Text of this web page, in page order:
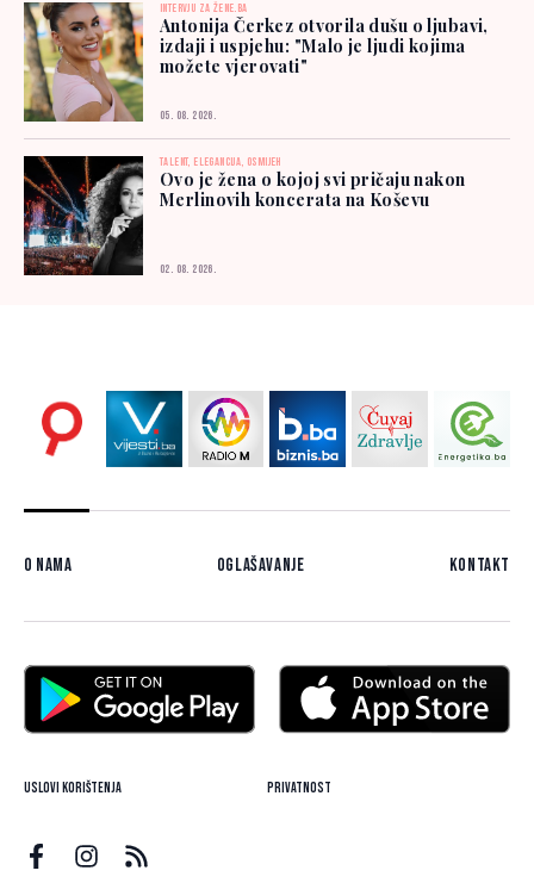
INTERVJU ZA ŽENE.BA
Antonija Čerkez otvorila dušu o ljubavi,
izdaji i uspjehu: "Malo je ljudi kojima
možete vjerovati"
05. 08. 2026.
TALENT, ELEGANCIJA, OSMIJEH
Ovo je žena o kojoj svi pričaju nakon
Merlinovih koncerata na Koševu
02. 08. 2026.
O nama Oglašavanje Kontakt
Uslovi korištenja Privatnost